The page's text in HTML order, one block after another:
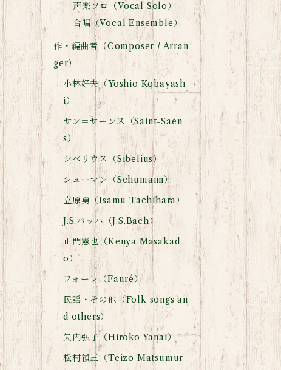
声楽ソロ（Vocal Solo）
合唱（Vocal Ensemble）
作・編曲者（Composer / Arran
ger）
小林好夫（Yoshio Kobayash
i）
サン＝サーンス（Saint-Saën
s）
シベリウス（Sibelius）
シューマン（Schumann）
立原勇（Isamu Tachihara）
J.S.バッハ（J.S.Bach）
正門憲也（Kenya Masakad
o）
フォーレ（Fauré）
民謡・その他（Folk songs an
d others）
矢内弘子（Hiroko Yanai）
松村禎三（Teizo Matsumur